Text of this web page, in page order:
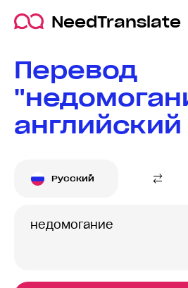
NeedTranslate
Перевод
английский
Русский